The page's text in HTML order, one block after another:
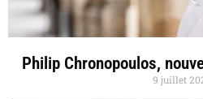
Philip Chronopoulos,
9 juillet